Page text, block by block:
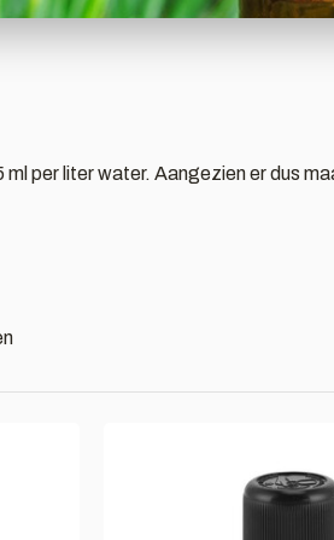
per liter water. Aangezien er dus